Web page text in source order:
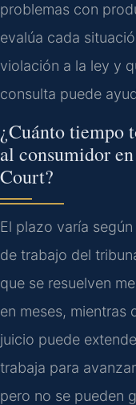
problemas con
evalúa cada
violación a la ley y
consulta puede
¿Cuánto tiempo
al consumidor
Court?
El plazo varía
de trabajo del
que se resuelven
en meses, mientras
juicio puede
trabaja para
pero no se pueden